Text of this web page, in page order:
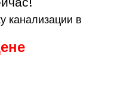
канализации в